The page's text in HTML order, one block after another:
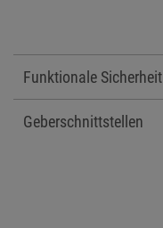
Funktionale Sicherheit
Geberschnittstellen